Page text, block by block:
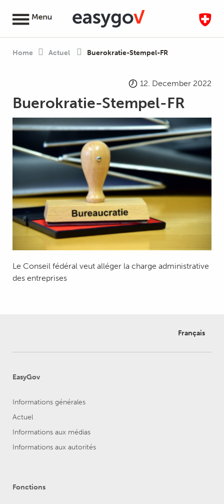
Home Actuel Buerokratie-Stempel-FR
12. December 2022
Buerokratie-Stempel-FR
Le Conseil fédéral veut alléger la charge administrative
des entreprises
Français
EasyGov
Informations générales
Actuel
Informations aux médias
Informations aux autorités
Fonctions